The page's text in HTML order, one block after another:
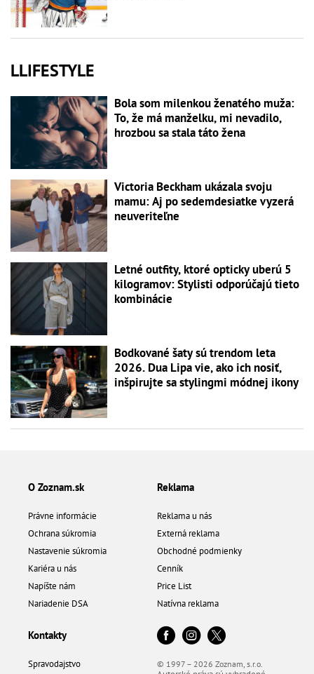
LLIFESTYLE
Bola som milenkou ženatého muža:
To, že má manželku, mi nevadilo,
hrozbou sa stala táto žena
Victoria Beckham ukázala svoju
mamu: Aj po sedemdesiatke vyzerá
neuveriteľne
Letné outfity, ktoré opticky uberú 5
kilogramov: Stylisti odporúčajú tieto
kombinácie
Bodkované šaty sú trendom leta
2026. Dua Lipa vie, ako ich nosiť,
inšpirujte sa stylingmi módnej ikony
O Zoznam.sk
Právne informácie
Ochrana súkromia
Nastavenie súkromia
Kariéra u nás
Napíšte nám
Nariadenie DSA
Reklama
Reklama u nás
Externá reklama
Obchodné podmienky
Cenník
Price List
Natívna reklama
Kontakty
Spravodajstvo © 1997 – 2026 Zoznam, s.r.o.